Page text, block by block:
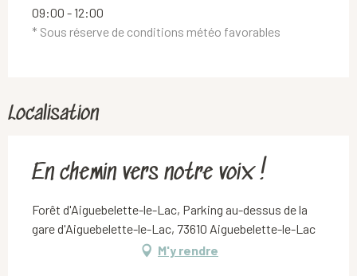
09:00 - 12:00
* Sous réserve de conditions météo favorables
Localisation
En chemin vers notre voix !
Forêt d'Aiguebelette-le-Lac, Parking au-dessus de la
gare d'Aiguebelette-le-Lac, 73610 Aiguebelette-le-Lac
M'y rendre